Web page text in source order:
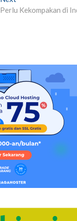
post:
Perlu Kekompakan di